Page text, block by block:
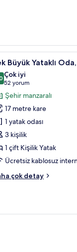
| Kaliteli yatak
7 Büyük Yataklı
/ 10
Çok iyi
52 yorum
(52
yorum)
Şehir manzaralı
17 metre kare
1 yatak odası
3 kişilik
1 çift Kişilik Yatak
Ücretsiz kablosuz
çok detay